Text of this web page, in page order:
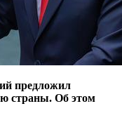
предложил
страны. Об этом